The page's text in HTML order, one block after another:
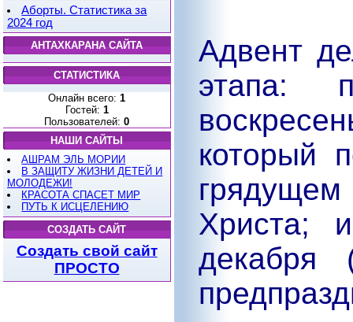
Аборты. Статистика за
2024 год
АНТАХКАРАНА САЙТА
СТАТИСТИКА
Онлайн всего: 1
Гостей: 1
Пользователей: 0
НАШИ САЙТЫ
АШРАМ ЭЛЬ МОРИИ
В ЗАЩИТУ ЖИЗНИ ДЕТЕЙ И
МОЛОДЕЖИ!
КРАСОТА СПАСЕТ МИР
ПУТЬ К ИСЦЕЛЕНИЮ
СОЗДАТЬ САЙТ
Создать свой сайт
ПРОСТО
Адвент
этапа:
который
грядущем